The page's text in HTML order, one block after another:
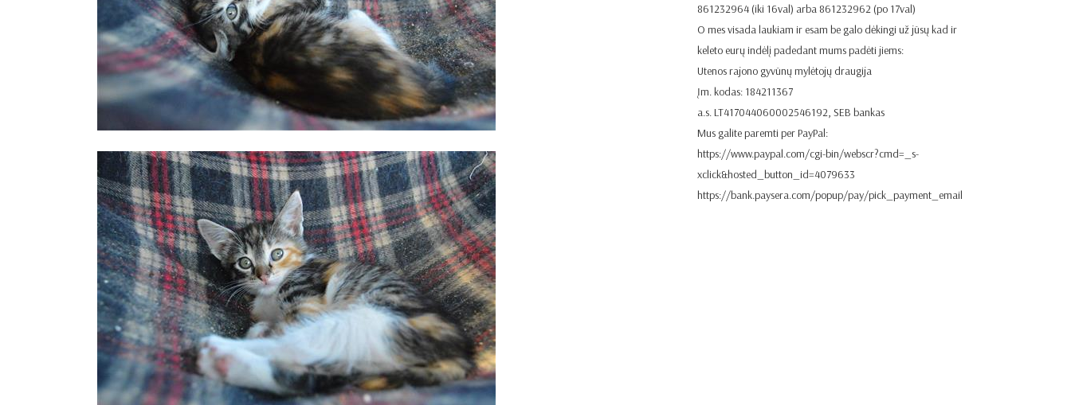
861232964 (iki 16val) arba 861232962 (po 17val)
O mes visada laukiam ir esam be galo dėkingi už jūsų kad ir
keleto eurų indėlį padedant mums padėti jiems:
Utenos rajono gyvūnų mylėtojų draugija
Įm. kodas: 184211367
a.s. LT417044060002546192, SEB bankas
Mus galite paremti per PayPal:
https://www.paypal.com/cgi-bin/webscr?cmd=_s-
xclick&hosted_button_id=4079633
https://bank.paysera.com/popup/pay/pick_payment_email